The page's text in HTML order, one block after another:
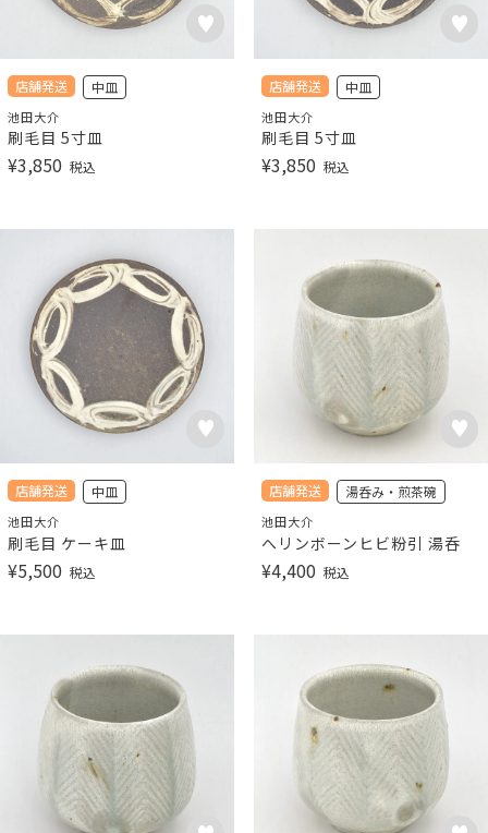
店舗発送 中皿
池田大介
刷毛目 5寸皿
¥3,850 税込
店舗発送 中皿
池田大介
刷毛目 5寸皿
¥3,850 税込
店舗発送 中皿
池田大介
刷毛目 ケーキ皿
¥5,500 税込
店舗発送 湯呑み・煎茶碗
池田大介
へリンボーンヒビ粉引 湯呑
¥4,400 税込